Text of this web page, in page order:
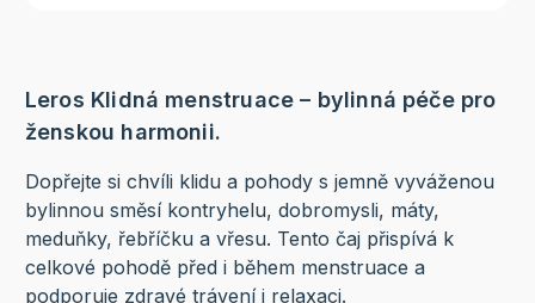
Leros Klidná menstruace – bylinná péče pro
ženskou harmonii.
Dopřejte si chvíli klidu a pohody s jemně vyváženou
bylinnou směsí kontryhelu, dobromysli, máty,
meduňky, řebříčku a vřesu. Tento čaj přispívá k
celkové pohodě před i během menstruace a
podporuje zdravé trávení i relaxaci.